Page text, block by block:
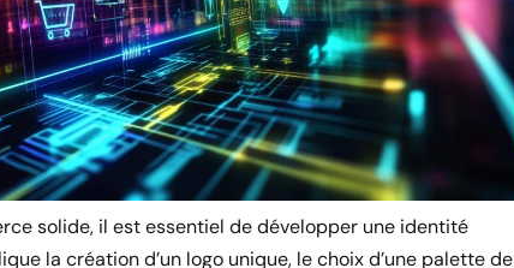
solide, il est essentiel de développer une identité
la création d’un logo unique, le choix d’une palette de